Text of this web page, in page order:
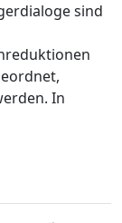
sind
In